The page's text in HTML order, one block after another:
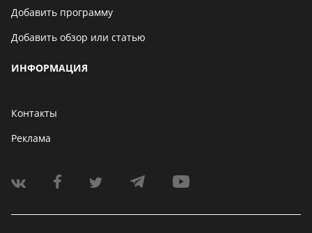
Добавить программу
Добавить обзор или статью
ИНФОРМАЦИЯ
Контакты
Реклама